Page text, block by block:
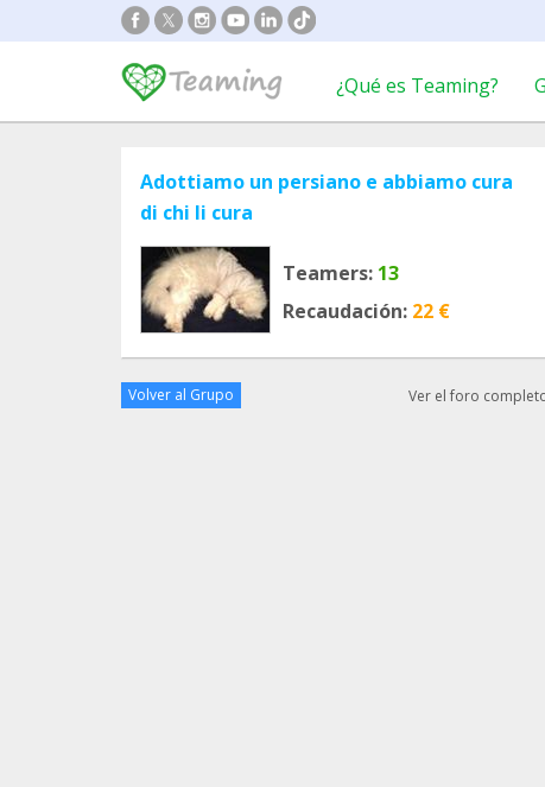
¿Qué es Teaming?
Adottiamo un persiano e abbiamo cura
di chi li cura
Teamers: 13
Recaudación: 22 €
Volver al Grupo Ver el foro